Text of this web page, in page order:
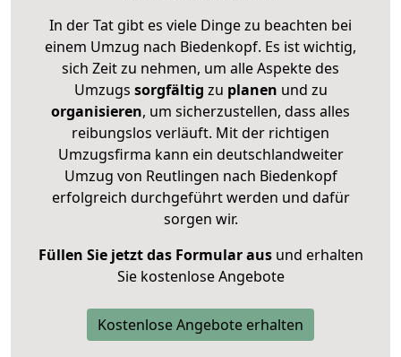
In der Tat gibt es viele Dinge zu beachten bei
einem Umzug nach Biedenkopf. Es ist wichtig,
sich Zeit zu nehmen, um alle Aspekte des
Umzugs sorgfältig zu planen und zu
organisieren, um sicherzustellen, dass alles
reibungslos verläuft. Mit der richtigen
Umzugsfirma kann ein deutschlandweiter
Umzug von Reutlingen nach Biedenkopf
erfolgreich durchgeführt werden und dafür
sorgen wir.
Füllen Sie jetzt das Formular ausund erhalten
Sie kostenlose Angebote
Kostenlose Angebote erhalten